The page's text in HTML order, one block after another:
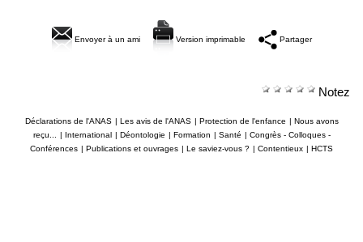
Envoyer à un ami Version imprimable Partager
Notez
Déclarations de l'ANAS | Les avis de l'ANAS | Protection de l'enfance | Nous avons
reçu...
| International | Déontologie | Formation | Santé | Congrès - Colloques -
Conférences | Publications et ouvrages | Le saviez-vous ? | Contentieux | HCTS